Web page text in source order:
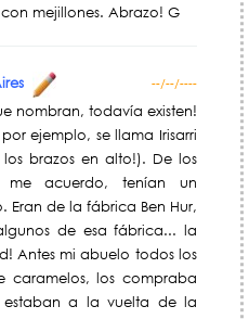
mejillones. Abrazo! G
--/--/----
nombran, todavía existen!
ejemplo, se llama Irisarri
brazos en alto!). De los
me acuerdo, tenían un
Eran de la fábrica Ben Hur,
de esa fábrica... la
Antes mi abuelo todos los
caramelos, los compraba
estaban a la vuelta de la